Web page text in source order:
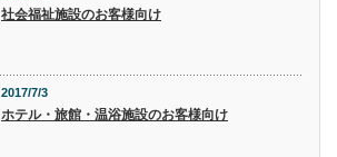
社会福祉施設のお客様向け
2017/7/3
ホテル・旅館・温浴施設のお客様向け